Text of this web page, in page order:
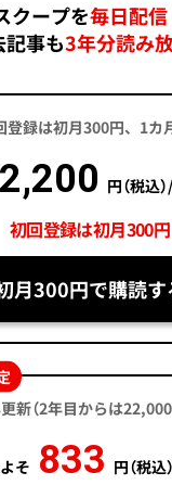
クープを毎日配信
事も3年分読み放
登録は初月300円、1カ
2,200 円（税込
初回登録は初月300円
月300円で購読す
新（2年目からは22,000
そ 833 円（税込